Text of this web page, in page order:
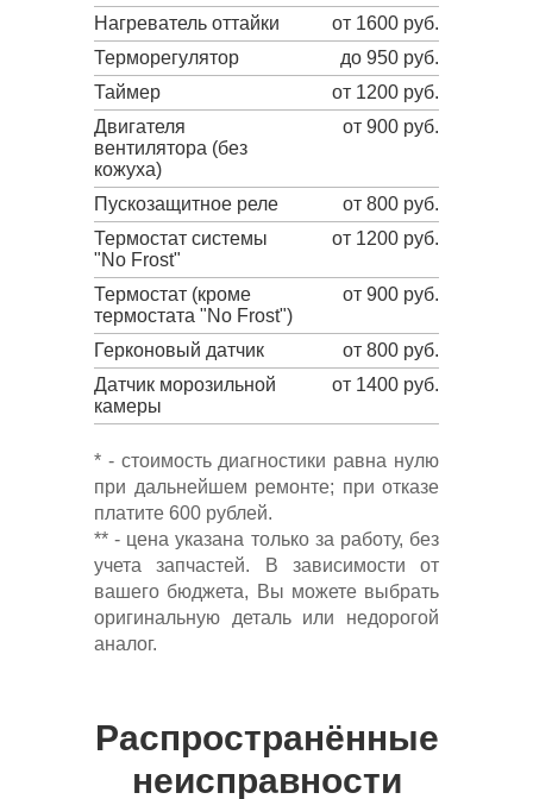
Нагреватель оттайки
от 1600 руб.
Терморегулятор
до 950 руб.
Таймер
от 1200 руб.
Двигателя
вентилятора (без
кожуха)
от 900 руб.
Пускозащитное реле
от 800 руб.
Термостат системы
"No Frost"
от 1200 руб.
Термостат (кроме
термостата "No Frost")
от 900 руб.
Герконовый датчик
от 800 руб.
Датчик морозильной
камеры
от 1400 руб.
* - стоимость диагностики равна нулю
при дальнейшем ремонте; при отказе
платите 600 рублей.
** - цена указана только за работу, без
учета запчастей. В зависимости от
вашего бюджета, Вы можете выбрать
оригинальную деталь или недорогой
аналог.
Распространённые
неисправности